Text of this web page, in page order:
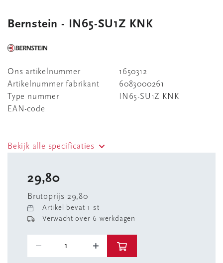
Bernstein - IN65-SU1Z KNK
Ons artikelnummer
1650312
Artikelnummer fabrikant
6083000261
Type nummer
IN65-SU1Z KNK
EAN-code
Bekijk alle specificaties
29,80
Brutoprijs 29,80
Artikel bevat 1 st
Verwacht over 6 werkdagen